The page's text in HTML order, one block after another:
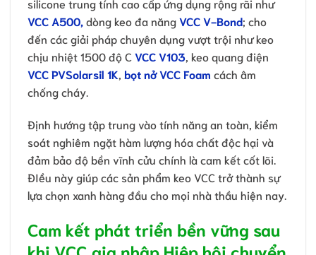
silicone trung tính cao cấp ứng dụng rộng rãi như
VCC A500, dòng keo đa năngVCC V-Bond; cho
đến các giải pháp chuyên dụng vượt trội như keo
chịu nhiệt 1500 độ C VCC V103 , keo quang điện
VCC PVSolarsil 1K bọt nở VCC Foam cách âm
chống cháy.
Định hướng tập trung vào tính năng an toàn, kiểm
soát nghiêm ngặt hàm lượng hóa chất độc hại và
đảm bảo độ bền vĩnh cửu chính là cam kết cốt lõi.
ĐIều này giúp các sản phẩm keo VCC trở thành sự
lựa chọn xanh hàng đầu cho mọi nhà thầu hiện nay.
Cam kết phát triển bền vững sau
khi VCC gia nhập Hiệp hội chuyển